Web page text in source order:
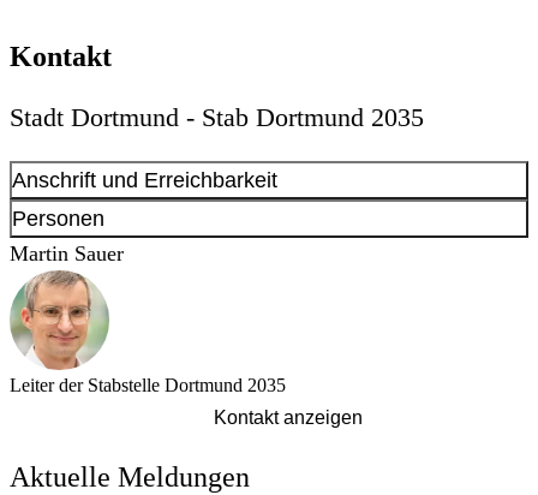
Kontakt
Stadt Dortmund - Stab Dortmund 2035
Anschrift und Erreichbarkeit
Anschrift
Westenhellweg
44137 Dortmund
Personen
Martin Sauer
Leiter der Stabstelle Dortmund 2035
Kontakt anzeigen
Aktuelle Meldungen